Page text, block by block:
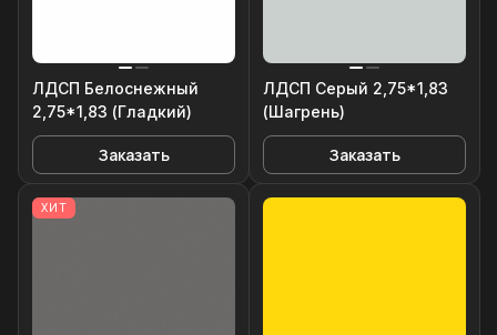
ЛДСП Белоснежный
2,75*1,83 (Гладкий)
Заказать
ЛДСП Серый 2,75*1,83
(Шагрень)
Заказать
ХИТ